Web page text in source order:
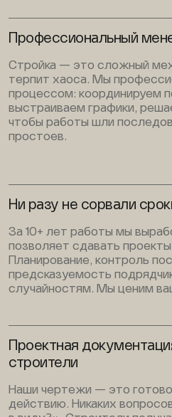
Профессиональный
Стройка — это сложный
терпит хаоса. Мы
процессом: координируем
выстраиваем графики,
чтобы работы шли
простоев.
Ни разу не сорвали
За 10+ лет работы мы
позволяет сдавать
Планирование, контроль
предсказуемость
случайностям. Мы ценим
Проектная
строители
Наши чертежи — это
действию. Никаких